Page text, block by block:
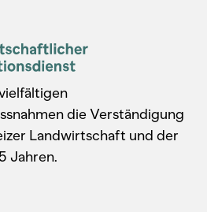
die Verständigung
Landwirtschaft und der
Jahren.